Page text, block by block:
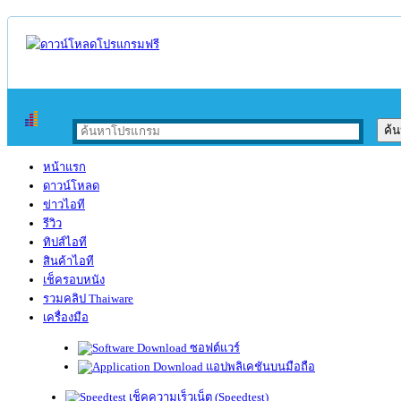
หน้าแรก
ดาวน์โหลด
ข่าวไอที
รีวิว
ทิปส์ไอที
สินค้าไอที
เช็ครอบหนัง
รวมคลิป Thaiware
เครื่องมือ
ซอฟต์แวร์
แอปพลิเคชันบนมือถือ
เช็คความเร็วเน็ต (Speedtest)